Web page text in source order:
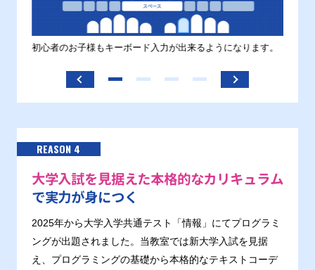
初心者のお子様もキーボード入力が出来るようになります。
REASON 4
大学入試を見据えた本格的なカリキュラム
で実力が身につく
2025年から大学入学共通テスト「情報」にてプログラミ
ングが出題されました。当教室では新大学入試を見据
え、プログラミングの基礎から本格的なテキストコーデ